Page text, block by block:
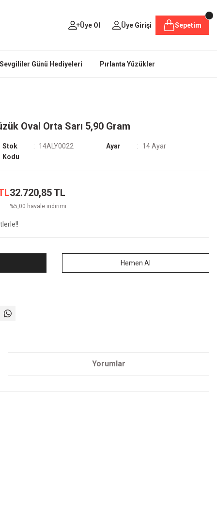
Üye Ol Üye Girişi Sepetim
Sevgililer Günü Hediyeleri Pırlanta Yüzükler
Oval Orta Sarı 5,90 Gram
Stok
Kodu
14ALY0022 Ayar 14 Ayar
32.720,85 TL
%5,00 havale indirimi
Hemen Al
Yorumlar